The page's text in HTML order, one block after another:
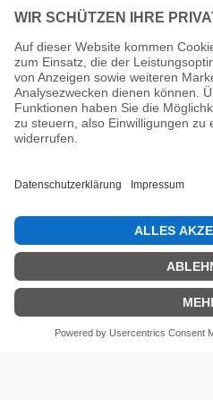
Unsere